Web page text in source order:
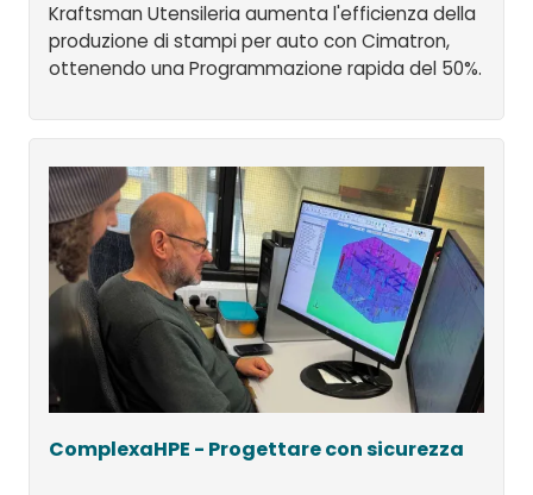
Kraftsman Utensileria aumenta l'efficienza della
produzione di stampi per auto con Cimatron,
ottenendo una Programmazione rapida del 50%.
ComplexaHPE - Progettare con sicurezza